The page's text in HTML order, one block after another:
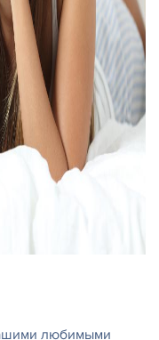
любимыми